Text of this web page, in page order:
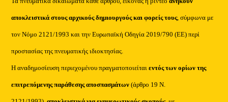
αποκλειστικά στους αρχικούς δημιουργούς και φορείς τους, σύμφωνα με
τον Νόμο 2121/1993 και την Ευρωπαϊκή Οδηγία 2019/790 (ΕΕ) περί
προστασίας της πνευματικής ιδιοκτησίας.
Η αναδημοσίευση περιεχομένου πραγματοποιείταιεντός των ορίων της
επιτρεπόμενης παράθεσης αποσπασμάτων (άρθρο 19 Ν.